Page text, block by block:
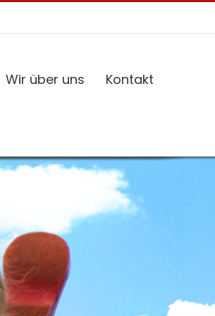
Wir über uns Kontakt